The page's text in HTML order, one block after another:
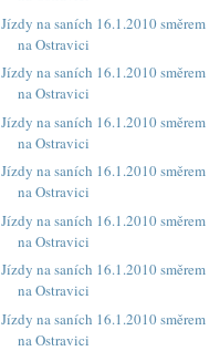
Jízdy na saních 16.1.2010 směrem
na Ostravici
Jízdy na saních 16.1.2010 směrem
na Ostravici
Jízdy na saních 16.1.2010 směrem
na Ostravici
Jízdy na saních 16.1.2010 směrem
na Ostravici
Jízdy na saních 16.1.2010 směrem
na Ostravici
Jízdy na saních 16.1.2010 směrem
na Ostravici
Jízdy na saních 16.1.2010 směrem
na Ostravici